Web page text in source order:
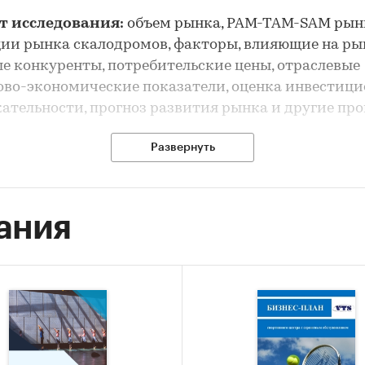
исследования: объем рынка, PAM-TAM-SAM
рынка скалодромов, факторы, влияющие на
конкуренты, потребительские цены, отраслевые
экономические показатели, оценка
прогноз развития рынка и другие
рынка скалодромов выполнен по рынку в целом,
отдельных его сегментов
объема рынка скалодромов
анализ факторов, влияющих на рынок
основных конкурентов
Развернуть